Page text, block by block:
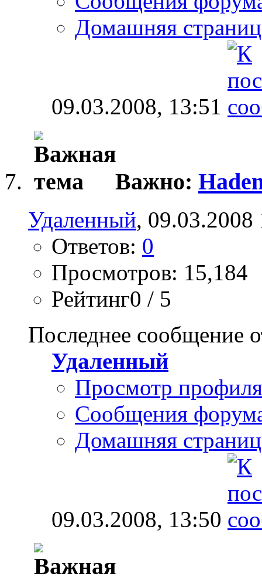
Домашняя
09.03.2008, 13:51
Важно:
Удаленный, 09.03.2008
Ответов: 0
Просмотров: 15,184
Рейтинг0 / 5
Последнее сообщение
Удаленный
Просмотр профиля
Сообщения
Домашняя
09.03.2008, 13:50